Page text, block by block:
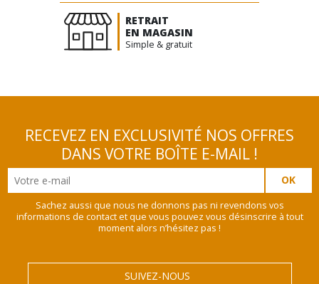
RETRAIT
EN MAGASIN
Simple & gratuit
RECEVEZ EN EXCLUSIVITÉ NOS OFFRES
DANS VOTRE BOÎTE E-MAIL !
Sachez aussi que nous ne donnons pas ni revendons vos
informations de contact et que vous pouvez vous désinscrire à tout
moment alors n’hésitez pas !
SUIVEZ-NOUS